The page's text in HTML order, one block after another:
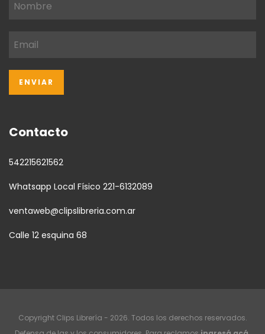
Contacto
542215621562
Whatsapp Local Físico 221-6132089
ventaweb@clipslibreria.com.ar
Calle 12 esquina 68
Copyright Clips Librería - 2026. Todos los derechos reservados.